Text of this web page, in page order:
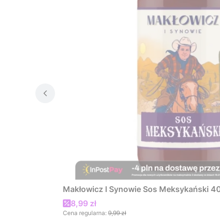
Makłowicz I Synowie Sos Meksykański
Cena promocyjna
8,99 zł
Cena regularna: 9,99 zł